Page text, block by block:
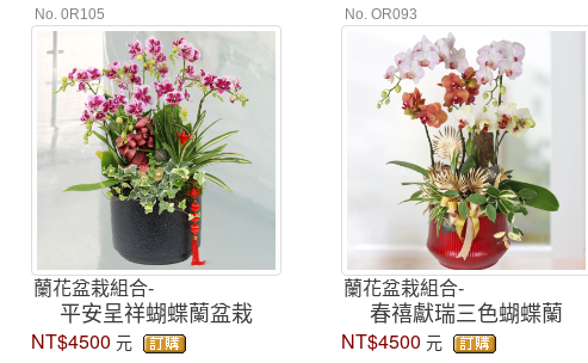
No. 0R105
蘭花盆栽組合-
平安呈祥蝴蝶蘭盆栽
NT$4500 元
No. OR093
蘭花盆栽組合-
春禧獻瑞三色蝴蝶蘭
NT$4500 元